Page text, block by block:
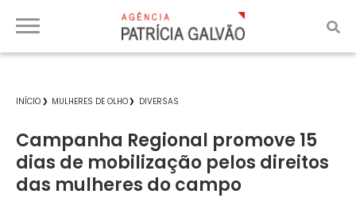
INÍCIO MULHERES DE OLHO DIVERSAS
Campanha Regional promove 15
dias de mobilização pelos direitos
das mulheres do campo